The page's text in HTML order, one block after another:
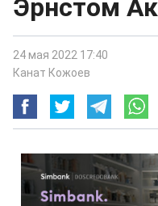
Эрнстом
24 мая 2022 17:40
Канат Кожоев